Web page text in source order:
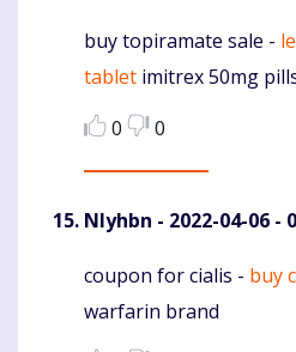
Komentaras
buy topiramate sale -
tablet imitrex 50mg
0
0
Nlyhbn - 2022-04-06 -
Komentaras
coupon for cialis - buy
warfarin brand